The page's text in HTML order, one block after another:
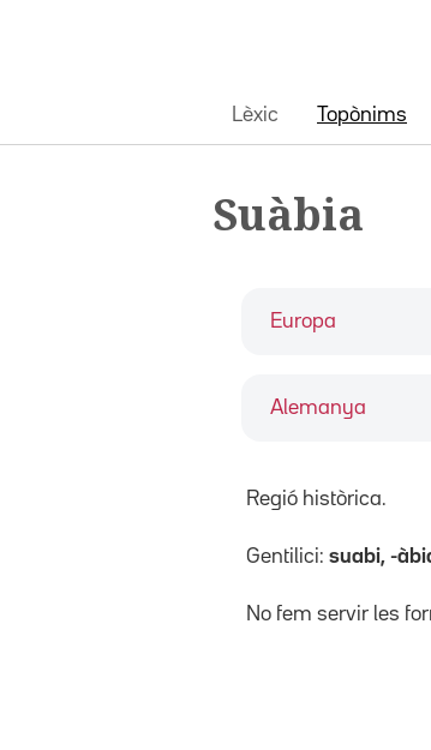
Lèxic Topònims
Suàbia
Europa
Alemanya
Regió històrica.
Gentilici: suabi, -
No fem servir les